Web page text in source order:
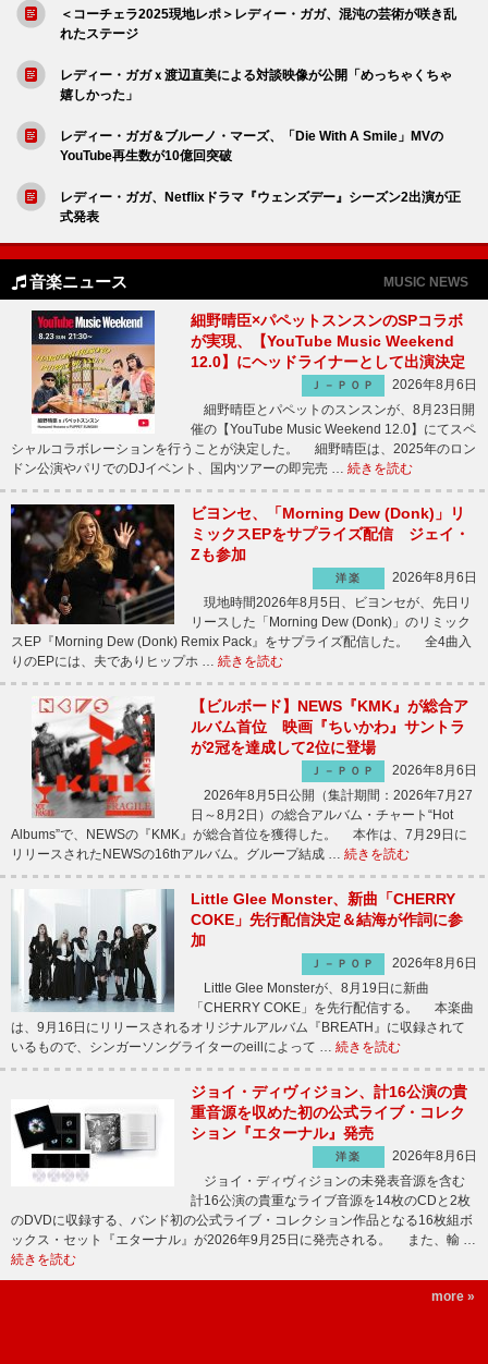
＜コーチェラ2025現地レポ＞レディー・ガガ、混沌の芸術が咲き乱
れたステージ
レディー・ガガｘ渡辺直美による対談映像が公開「めっちゃくちゃ
嬉しかった」
レディー・ガガ＆ブルーノ・マーズ、「Die With A Smile」MVの
YouTube再生数が10億回突破
レディー・ガガ、Netflixドラマ『ウェンズデー』シーズン2出演が正
式発表
音楽ニュース MUSIC NEWS
細野晴臣×パペットスンスンのSPコラボ
が実現、【YouTube Music Weekend
12.0】にヘッドライナーとして出演決定
Ｊ－ＰＯＰ
2026年8月6日
細野晴臣とパペットのスンスンが、8月23日開
催の【YouTube Music Weekend 12.0】にてスペ
シャルコラボレーションを行うことが決定した。 細野晴臣は、2025年のロン
ドン公演やパリでのDJイベント、国内ツアーの即完売 … 続きを読む
ビヨンセ、「Morning Dew (Donk)」リ
ミックスEPをサプライズ配信 ジェイ・
Zも参加
洋楽
2026年8月6日
現地時間2026年8月5日、ビヨンセが、先日リ
リースした「Morning Dew (Donk)」のリミック
スEP『Morning Dew (Donk) Remix Pack』をサプライズ配信した。 全4曲入
りのEPには、夫でありヒップホ … 続きを読む
【ビルボード】NEWS『KMK』が総合ア
ルバム首位 映画『ちいかわ』サントラ
が2冠を達成して2位に登場
Ｊ－ＰＯＰ
2026年8月6日
2026年8月5日公開（集計期間：2026年7月27
日～8月2日）の総合アルバム・チャート“Hot
Albums”で、NEWSの『KMK』が総合首位を獲得した。 本作は、7月29日に
リリースされたNEWSの16thアルバム。グループ結成 … 続きを読む
Little Glee Monster、新曲「CHERRY
COKE」先行配信決定＆結海が作詞に参
加
Ｊ－ＰＯＰ
2026年8月6日
Little Glee Monsterが、8月19日に新曲
「CHERRY COKE」を先行配信する。 本楽曲
は、9月16日にリリースされるオリジナルアルバム『BREATH』に収録されて
いるもので、シンガーソングライターのeillによって … 続きを読む
ジョイ・ディヴィジョン、計16公演の貴
重音源を収めた初の公式ライブ・コレク
ション『エターナル』発売
洋楽
2026年8月6日
ジョイ・ディヴィジョンの未発表音源を含む
計16公演の貴重なライブ音源を14枚のCDと2枚
のDVDに収録する、バンド初の公式ライブ・コレクション作品となる16枚組ボ
ックス・セット『エターナル』が2026年9月25日に発売される。 また、輸 …
続きを読む
more »